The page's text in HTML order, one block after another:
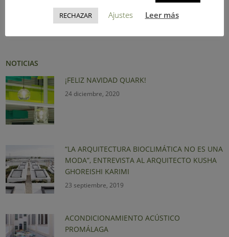
Arquitectura Bioclimática
NOTICIAS
¡FELIZ NAVIDAD QUARK!
24 diciembre, 2020
“LA ARQUITECTURA BIOCLIMÁTICA NO ES UNA
MODA”, ENTREVISTA AL ARQUITECTO KUSHA
GHOREISHI KARIMI
23 septiembre, 2019
ACONDICIONAMIENTO ACÚSTICO
PROMÁLAGA
RECHAZAR Ajustes Leer más